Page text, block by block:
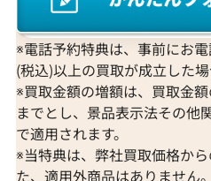
※電話予約特典は、事前にお
(税込)以上の買取が成立した場
※買取金額の増額は、買取金
までとし、景品表示法その他
で適用されます。
※当特典は、弊社買取価格か
た、適用外商品はありません。